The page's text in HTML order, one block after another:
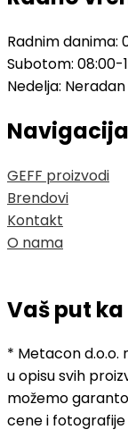
Radnim danima:
Subotom: 08:00-
Nedelja:
Navigacija
GEFF proizvodi
Brendovi
Kontakt
O nama
Vaš put
* Metacon d.o.o.
u opisu svih
možemo
cene i